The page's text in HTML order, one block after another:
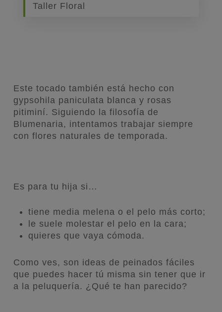
Taller Floral
Este tocado también está hecho con
gypsohila paniculata blanca y rosas
pitiminí. Siguiendo la filosofía de
Blumenaria, intentamos trabajar siempre
con flores naturales de temporada.
Es para tu hija si…
tiene media melena o el pelo más corto;
le suele molestar el pelo en la cara;
quieres que vaya cómoda.
Como ves, son ideas de peinados fáciles
que puedes hacer tú misma sin tener que ir
a la peluquería. ¿Qué te han parecido?